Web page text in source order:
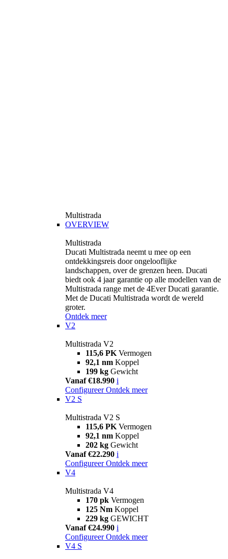
Multistrada
OVERVIEW
Multistrada
Ducati Multistrada neemt u mee op een
ontdekkingsreis door ongelooflijke
landschappen, over de grenzen heen. Ducati
biedt ook 4 jaar garantie op alle modellen van de
Multistrada range met de 4Ever Ducati garantie.
Met de Ducati Multistrada wordt de wereld
groter.
Ontdek meer
V2
Multistrada V2
115,6 PK Vermogen
92,1 nm Koppel
199 kg Gewicht
Vanaf €18.990 i
Configureer Ontdek meer
V2 S
Multistrada V2 S
115,6 PK Vermogen
92,1 nm Koppel
202 kg Gewicht
Vanaf €22.290 i
Configureer Ontdek meer
V4
Multistrada V4
170 pk Vermogen
125 Nm Koppel
229 kg GEWICHT
Vanaf €24.990 i
Configureer Ontdek meer
V4 S